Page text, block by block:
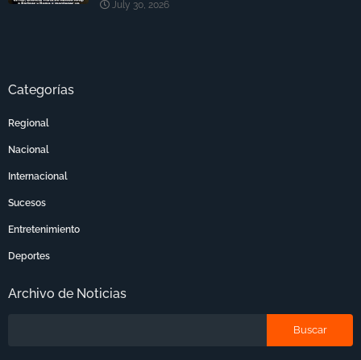
July 30, 2026
Categorías
Regional
Nacional
Internacional
Sucesos
Entretenimiento
Deportes
Archivo de Noticias